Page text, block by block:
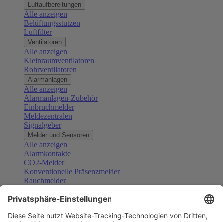
Luftaufbereitungen
Alle anzeigen
Belüftungsstutzen
Luftfilter
Ventilatoren
Alle anzeigen
Kleinraumventilatoren
Rohrventilatoren
Alarmanlagen
Alle anzeigen
Alarmanlagen-Zubehör
Einbruchmelder
Meldezentralen
Signalgeber
Melder und Sensoren
Alle anzeigen
Alarmkontakte
CO2-Melder
Konventionelle Präsenzmelder
Rauchmelder
Gefahrenmelder
Türsprechanlagen